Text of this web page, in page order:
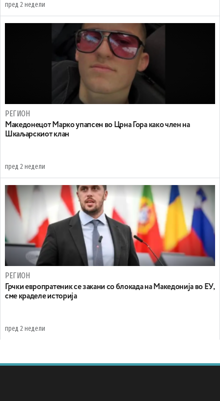
пред 2 недели
РЕГИОН
Maкедонецот Марко упапсен во Црна Гора како член на
Шкаљарскиот клан
пред 2 недели
РЕГИОН
Грчки европратеник се закани со блокада на Македонија во ЕУ,
сме краделе историја
пред 2 недели